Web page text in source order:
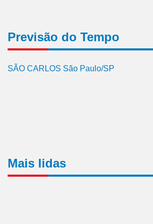
Previsão do Tempo
SÃO CARLOS São Paulo/SP
Mais lidas